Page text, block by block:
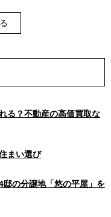
る？不動産の高価買取な
まい選び
の分譲地「悠の平屋」を